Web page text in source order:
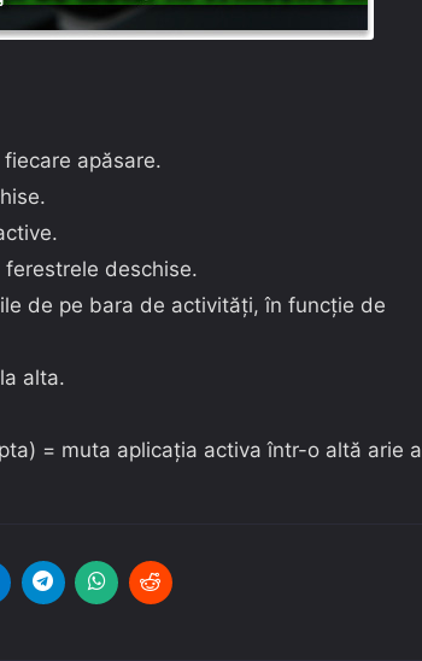
apăsare.
deschise.
de pe bara de activități, în funcție de
alta.
= muta aplicația activa într-o altă arie a